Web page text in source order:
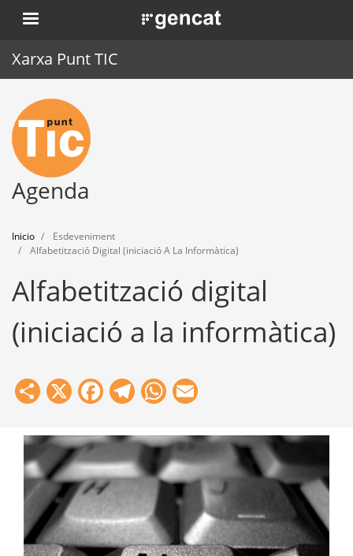
Pasar
al
. Obre en una nova finestra.
Xarxa Punt TIC
Inicio
Punt TIC
Actualidad
Formación
Herramientas
Agenda
Inicio
Esdeveniment
Alfabetització Digital (iniciació A La Informàtica)
Alfabetització digital
(iniciació a la informàtica)
Share
X Facebook
Telegram
WhatsApp